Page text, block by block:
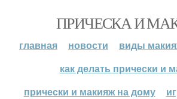
ПРИЧЕСКА И
главная новости
виды
как делать прически и
прически и макияж на дому